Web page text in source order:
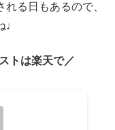
る日もあるので、
♩
トは楽天で／